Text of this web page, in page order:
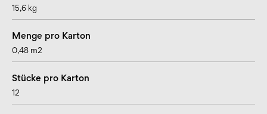
15,6 kg
Menge pro Karton
0,48 m2
Stücke pro Karton
12